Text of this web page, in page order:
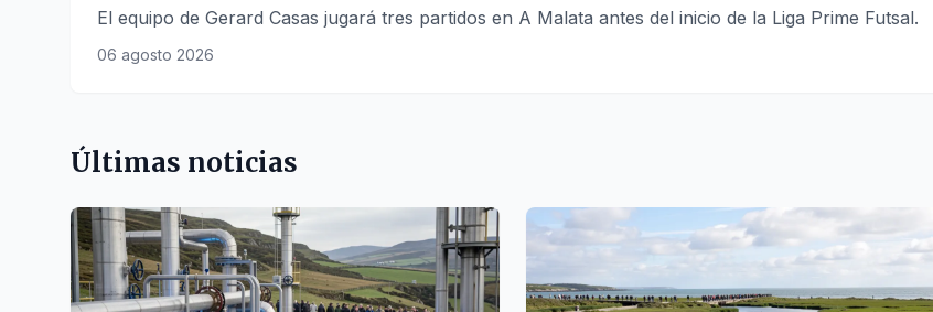
El equipo de Gerard Casas jugará tres partidos en A Malata antes del inicio de la Liga Prime Futsal.
06 agosto 2026
Últimas noticias